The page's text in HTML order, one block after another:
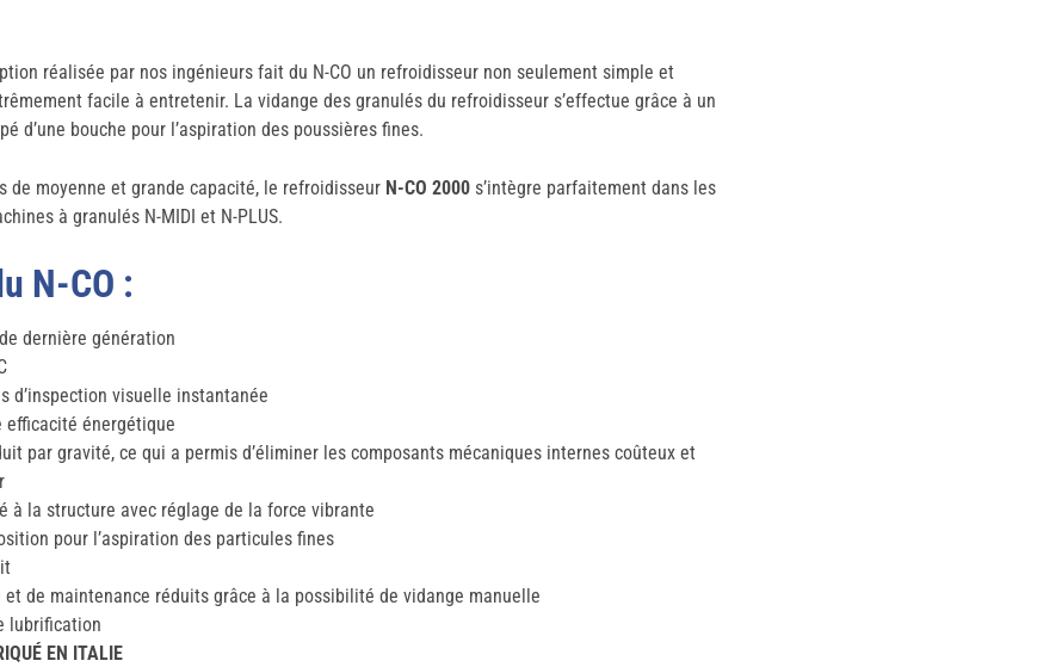
réalisée par nos ingénieurs fait du N-CO un refroidisseur non seulement simple et
facile à entretenir. La vidange des granulés du refroidisseur s’effectue grâce à un
d’une bouche pour l’aspiration des poussières fines.
de moyenne et grande capacité, le refroidisseur N-CO 2000 s’intègre parfaitement dans les
à granulés N-MIDI et N-PLUS.
N-CO :
dernière génération
d’inspection visuelle instantanée
énergétique
par gravité, ce qui a permis d’éliminer les composants mécaniques internes coûteux et
à la structure avec réglage de la force vibrante
pour l’aspiration des particules fines
et de maintenance réduits grâce à la possibilité de vidange manuelle
lubrification
EN ITALIE